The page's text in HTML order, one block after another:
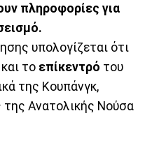
πληροφορίες για
υπολογίζεται ότι
το επίκεντρό του
της Κουπάνγκ,
Ανατολικής Νούσα